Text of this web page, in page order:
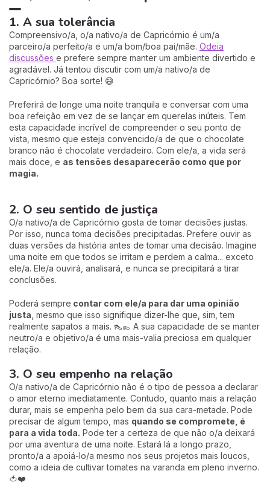
1. A sua tolerância
Compreensivo/a, o/a nativo/a de Capricórnio é um/a
parceiro/a perfeito/a e um/a bom/boa pai/mãe. Odeia
discussões e prefere sempre manter um ambiente divertido e
agradável. Já tentou discutir com um/a nativo/a de
Capricórnio? Boa sorte! 😅
Preferirá de longe uma noite tranquila e conversar com uma
boa refeição em vez de se lançar em querelas inúteis. Tem
esta capacidade incrível de compreender o seu ponto de
vista, mesmo que esteja convencido/a de que o chocolate
branco não é chocolate verdadeiro. Com ele/a, a vida será
mais doce, e as tensões desaparecerão como que por
magia.
2. O seu sentido de justiça
O/a nativo/a de Capricórnio gosta de tomar decisões justas.
Por isso, nunca toma decisões precipitadas. Prefere ouvir as
duas versões da história antes de tomar uma decisão. Imagine
uma noite em que todos se irritam e perdem a calma... exceto
ele/a. Ele/a ouvirá, analisará, e nunca se precipitará a tirar
conclusões.
Poderá sempre contar com ele/a para dar uma opinião
justa , mesmo que isso signifique dizer-lhe que, sim, tem
realmente sapatos a mais. 👠👞 A sua capacidade de se manter
neutro/a e objetivo/a é uma mais-valia preciosa em qualquer
relação.
3. O seu empenho na relação
O/a nativo/a de Capricórnio não é o tipo de pessoa a declarar
o amor eterno imediatamente. Contudo, quanto mais a relação
durar, mais se empenha pelo bem da sua cara-metade. Pode
precisar de algum tempo, mas quando se compromete, é
para a vida toda. Pode ter a certeza de que não o/a deixará
por uma aventura de uma noite. Estará lá a longo prazo,
pronto/a a apoiá-lo/a mesmo nos seus projetos mais loucos,
como a ideia de cultivar tomates na varanda em pleno inverno.
🍅❤️